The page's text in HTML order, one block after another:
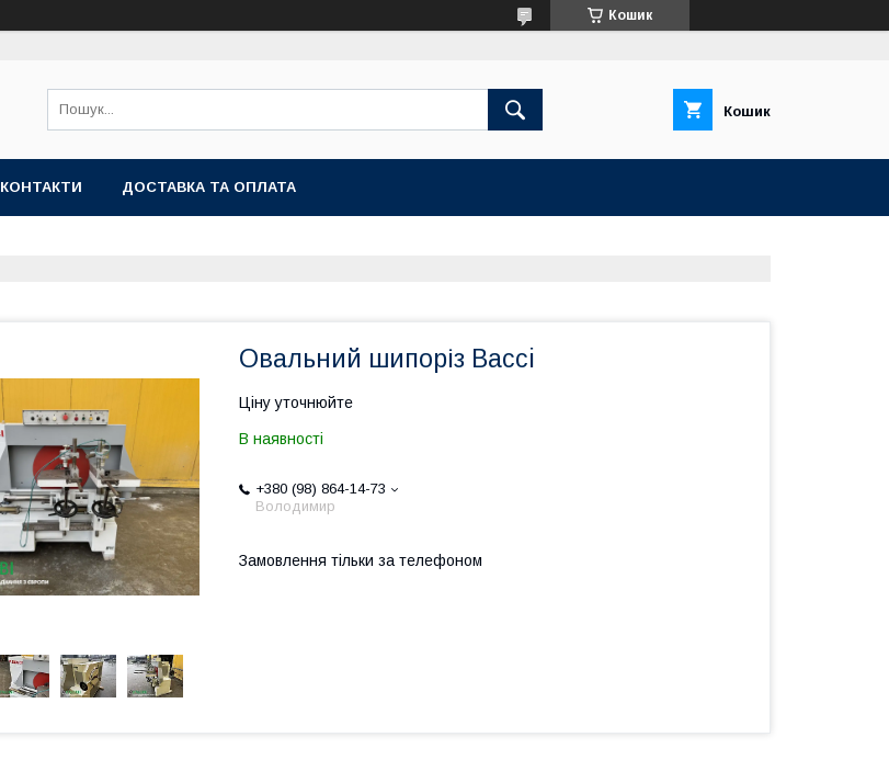
Кошик
Кошик
КОНТАКТИ ДОСТАВКА ТА ОПЛАТА
Овальний шипоріз Bacci
Ціну уточнюйте
В наявності
+380 (98) 864-14-73
Володимир
Замовлення тільки за телефоном